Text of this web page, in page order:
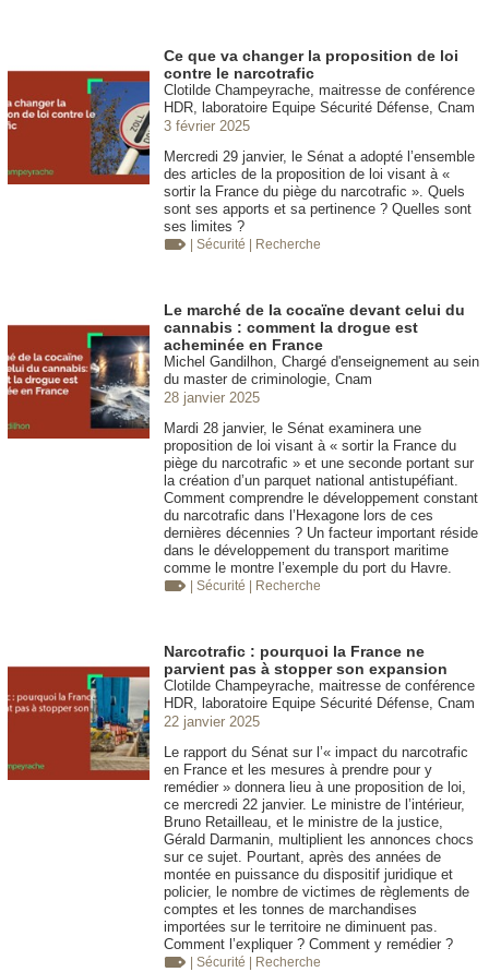
Ce que va changer la proposition de loi
contre le narcotrafic
Clotilde Champeyrache, maitresse de conférence
HDR, laboratoire Equipe Sécurité Défense, Cnam
3 février 2025
Mercredi 29 janvier, le Sénat a adopté l’ensemble
des articles de la proposition de loi visant à «
sortir la France du piège du narcotrafic ». Quels
sont ses apports et sa pertinence ? Quelles sont
ses limites ?
| Sécurité | Recherche
Le marché de la cocaïne devant celui du
cannabis : comment la drogue est
acheminée en France
Michel Gandilhon, Chargé d'enseignement au sein
du master de criminologie, Cnam
28 janvier 2025
Mardi 28 janvier, le Sénat examinera une
proposition de loi visant à « sortir la France du
piège du narcotrafic » et une seconde portant sur
la création d’un parquet national antistupéfiant.
Comment comprendre le développement constant
du narcotrafic dans l’Hexagone lors de ces
dernières décennies ? Un facteur important réside
dans le développement du transport maritime
comme le montre l’exemple du port du Havre.
| Sécurité | Recherche
Narcotrafic : pourquoi la France ne
parvient pas à stopper son expansion
Clotilde Champeyrache, maitresse de conférence
HDR, laboratoire Equipe Sécurité Défense, Cnam
22 janvier 2025
Le rapport du Sénat sur l’« impact du narcotrafic
en France et les mesures à prendre pour y
remédier » donnera lieu à une proposition de loi,
ce mercredi 22 janvier. Le ministre de l’intérieur,
Bruno Retailleau, et le ministre de la justice,
Gérald Darmanin, multiplient les annonces chocs
sur ce sujet. Pourtant, après des années de
montée en puissance du dispositif juridique et
policier, le nombre de victimes de règlements de
comptes et les tonnes de marchandises
importées sur le territoire ne diminuent pas.
Comment l’expliquer ? Comment y remédier ?
| Sécurité | Recherche